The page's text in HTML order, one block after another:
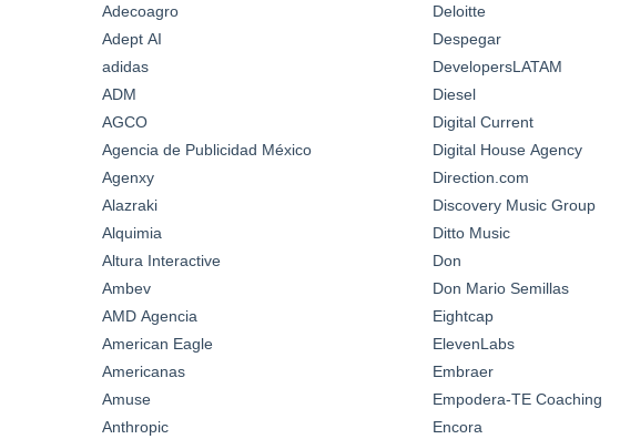
Adecoagro
Adept AI
adidas
ADM
AGCO
Agencia de Publicidad México
Agenxy
Alazraki
Alquimia
Altura Interactive
Ambev
AMD Agencia
American Eagle
Americanas
Amuse
Anthropic
Deloitte
Despegar
DevelopersLATAM
Diesel
Digital Current
Digital House Agency
Direction.com
Discovery Music Group
Ditto Music
Don
Don Mario Semillas
Eightcap
ElevenLabs
Embraer
Empodera-TE Coaching
Encora